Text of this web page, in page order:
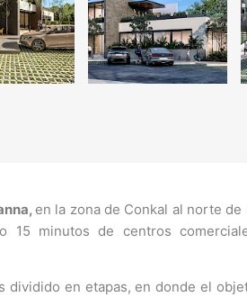
en la zona de Conkal al norte de
minutos de centros
dividido en etapas, en donde el